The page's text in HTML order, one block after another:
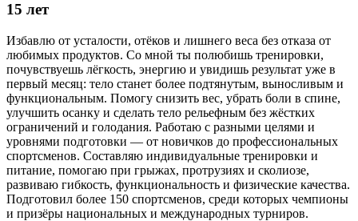
15 лет
Избавлю от усталости, отёков и лишнего веса без отказа от
любимых продуктов. Со мной ты полюбишь тренировки,
почувствуешь лёгкость, энергию и увидишь результат уже в
первый месяц: тело станет более подтянутым, выносливым и
функциональным. Помогу снизить вес, убрать боли в спине,
улучшить осанку и сделать тело рельефным без жёстких
ограничений и голодания. Работаю с разными целями и
уровнями подготовки — от новичков до профессиональных
спортсменов. Составляю индивидуальные тренировки и
питание, помогаю при грыжах, протрузиях и сколиозе,
развиваю гибкость, функциональность и физические качества.
Подготовил более 150 спортсменов, среди которых чемпионы
и призёры национальных и международных турниров.